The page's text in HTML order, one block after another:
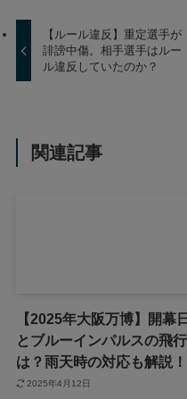
【ルール違反】重定選手が
誹謗中傷。相手選手はルー
ル違反していたのか？
関連記事
【2025年大阪万博】開幕日
とブルーインパルスの飛行
は？雨天時の対応も解説！
2025年4月12日